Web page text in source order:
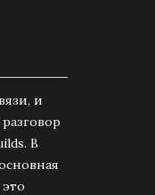
и
В